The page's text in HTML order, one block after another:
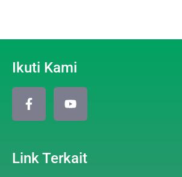
Ikuti Kami
Link Terkait